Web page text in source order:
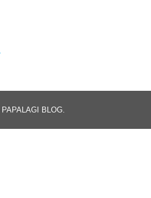
PAPALAGI BLOG